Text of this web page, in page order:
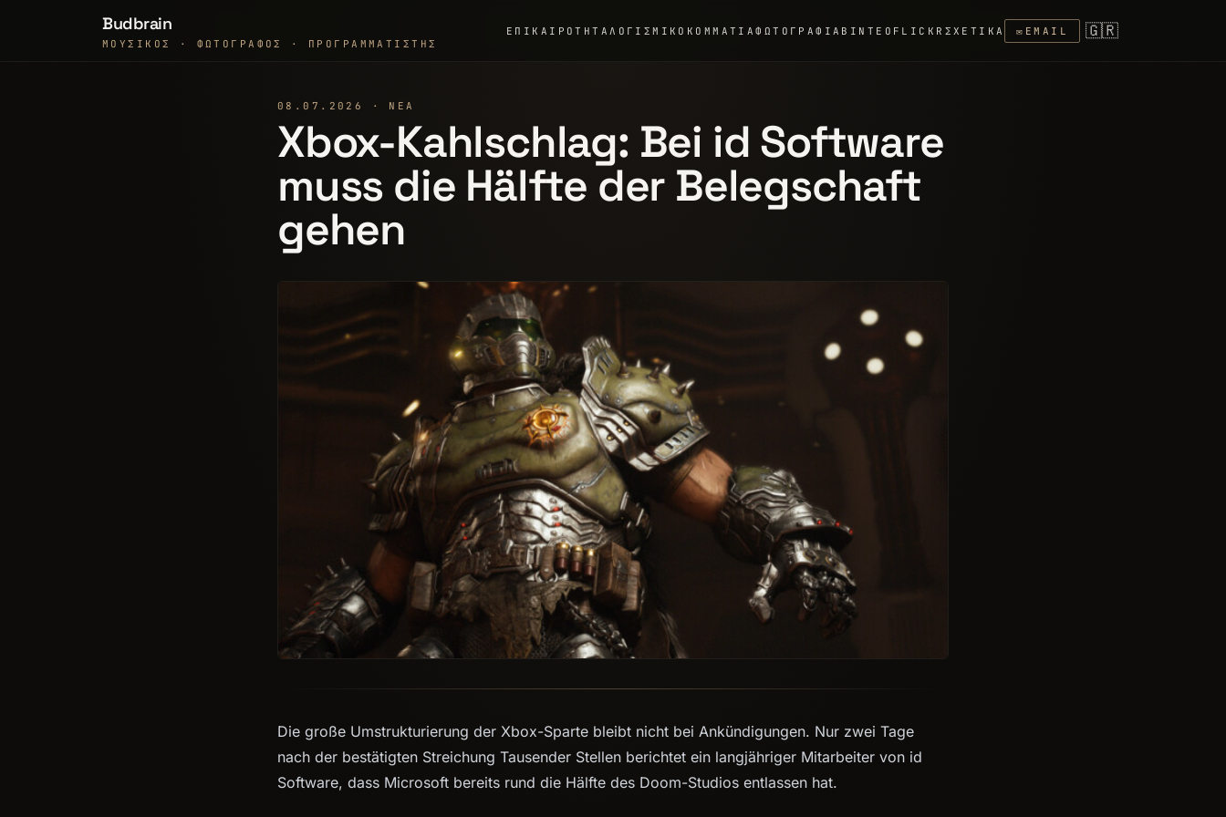
Budbrain
ΜΟΥΣΙΚΌΣ · ΦΩΤΟΓΡΆΦΟΣ · ΠΡΟΓΡΑΜΜΑΤΙΣΤΉΣ
ΕΠΙΚΑΙΡΌΤΗΤΑ ΛΟΓΙΣΜΙΚΌ ΚΟΜΜΆΤΙΑΦΩΤΟΓΡΑΦΊΑ ΒΊΝΤΕΟ FLICKR ΣΧΕΤΙΚΆ ✉ EMAIL 🇬🇷
08.07.2026 · ΝΈΑ
Xbox-Kahlschlag: Bei id Software
muss die Hälfte der Belegschaft
gehen
Die große Umstrukturierung der Xbox-Sparte bleibt nicht bei Ankündigungen. Nur zwei Tage
nach der bestätigten Streichung Tausender Stellen berichtet ein langjähriger Mitarbeiter von id
Software, dass Microsoft bereits rund die Hälfte des Doom-Studios entlassen hat.